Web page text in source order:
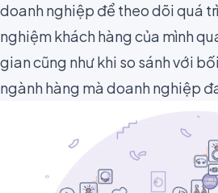
doanh nghiệp để theo dõi quá
nghiệm khách hàng của mình
gian cũng như khi so sánh với
ngành hàng mà doanh nghiệp